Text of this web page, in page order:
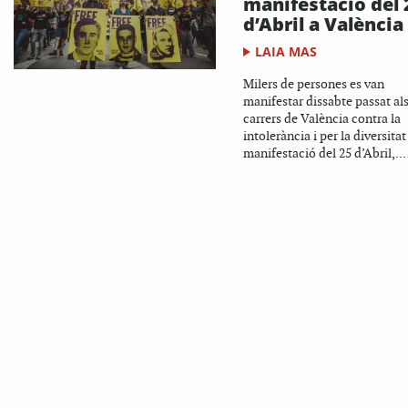
d’Abril a València
LAIA MAS
Milers de persones es van
manifestar dissabte passat als
carrers de València contra la
intolerància i per la diversitat
manifestació del 25 d’Abril,...